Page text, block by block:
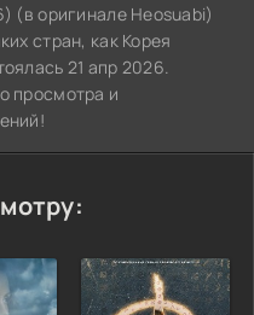
(в оригинале Heosuabi)
стран, как Корея
21 апр 2026.
просмотра и